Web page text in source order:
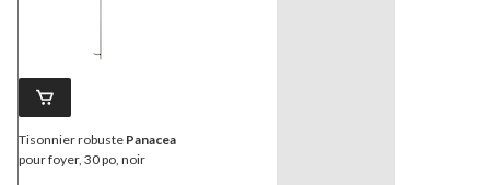
Tisonnier robuste Panacea
pour foyer, 30 po, noir